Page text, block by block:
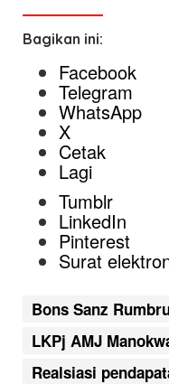
Bagikan ini:
Facebook
Telegram
WhatsApp
X
Cetak
Lagi
Tumblr
LinkedIn
Pinterest
Surat
Bons Sanz
LKPj AMJ
Realsiasi